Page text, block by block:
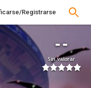
Registrarse
--
Sin valorar